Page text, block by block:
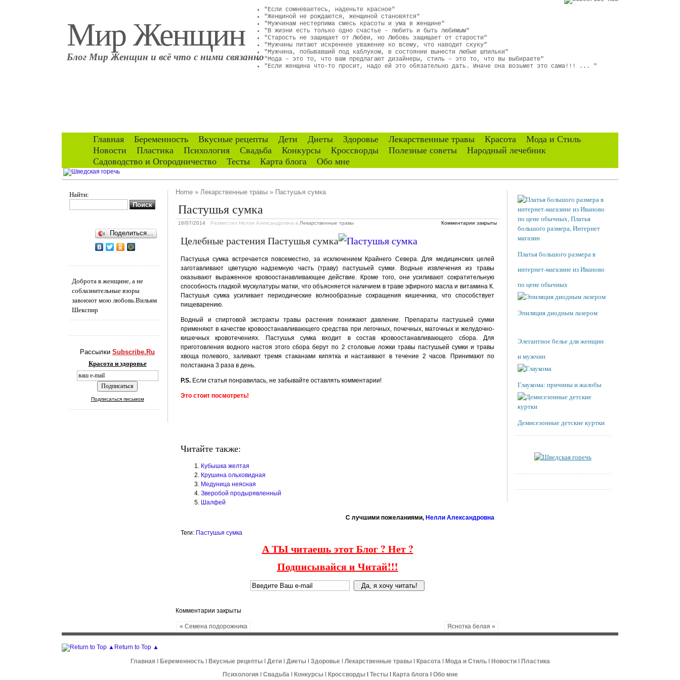
Мир Женщин
Блог Мир Женщин и всё что с ними связанно
"Если сомневаетесь, наденьте красное"
"Женщиной не рождаются, женщиной становятся"
"Мужчинам нестерпима смесь красоты и ума в женщине"
"В жизни есть только одно счастье - любить и быть любимым"
"Старость не защищает от Любви, но Любовь защищает от старости"
"Мужчины питают искреннее уважение ко всему, что наводит скуку"
"Мужчина, побывавший под каблуком, в состоянии вынести любые шпильки"
"Мода – это то, что вам предлагают дизайнеры, стиль – это то, что вы выбираете"
"Если женщина что-то просит, надо ей это обязательно дать. Иначе она возьмет это сама!!! ... "
Главная Беременность Вкусные рецепты Дети Диеты Здоровье Лекарственные травы Красота
Мода и Стиль
Новости
Пластика Психология Свадьба Конкурсы Кроссворды Полезные советы
Народный лечебник
Садоводство и Огородничество
Тесты Карта блога Обо мне
Home » Лекарственные травы » Пастушья сумка
Пастушья сумка
16/07/2014 Разместил Нелли Александровна в Лекарственные травы Комментарии закрыты
Целебные растения Пастушья сумка
Пастушья сумка встречается повсеместно, за исключением Крайнего Севера. Для медицин­ских целей
заготавливают цветущую надзем­ную часть (траву) пастушьей сумки. Водные извлечения из травы
оказывают выраженное кровоостанавливающее действие. Кроме того, они усиливают сократительную
способность гладкой мускулатуры матки, что объясняется наличием в траве эфирного масла и витамина К.
Пастушья сумка усиливает периодические волнообразные сокращения кишечника, что способствует
пищеварению.
Водный и спирто­вой экстракты травы растения понижают давление. Препараты пастушьей сумки
применяют в качестве кровоостанавливающего средства при легочных, почечных, маточных и желудочно-
кишечных кровотечениях. Пастушья сумка входит в состав кровоостанавливающего сбо­ра. Для
приготовления водного настоя этого сбора берут по 2 столовые ложки травы пасту­шьей сумки и травы
хвоща полевого, залива­ют тремя стаканами кипятка и настаивают в течение 2 часов. Принимают по
полстакана 3 раза в день.
P.S. Если статья понравилась, не забывайте оставлять комментарии!
Это стоит посмотреть!
Читайте также:
Кубышка желтая
Крушина ольховидная
Медуница неясная
Зверобой продырявленный
Шалфей
C лучшими пожеланиями, Нелли Александровна
Теги: Пастушья сумка
А ТЫ читаешь этот Блог ? Нет ?
Подписывайся и Читай!!!
Комментарии закрыты
« Семена подорожника Яснотка белая »
Найти:
Поделиться…
Доброта в женщине, а не
соблазнительные взоры
завоюют мою любовь.Вильям
Шекспир
Рассылки Subscribe.Ru
Красота и здоровье
Подписаться письмом
Платья большого размера в
интернет-магазине из Иваново
по цене обычных
Эпиляция диодным лазером
Элегантное белье для женщин
и мужчин
Глаукома: причины и жалобы
Демисезонные детские куртки
Return to Top ▲
Главная
Беременностьǀ Вкусные рецепты Детиǀ Диетыǀ Здоровьеǀ Лекарственные травы Красотаǀ Мода и Стильǀ Новостиǀ
Пластика
Психология
Свадьбаǀ Конкурсыǀ Кроссвордыǀ Тестыǀ Карта блогаǀ Обо мне